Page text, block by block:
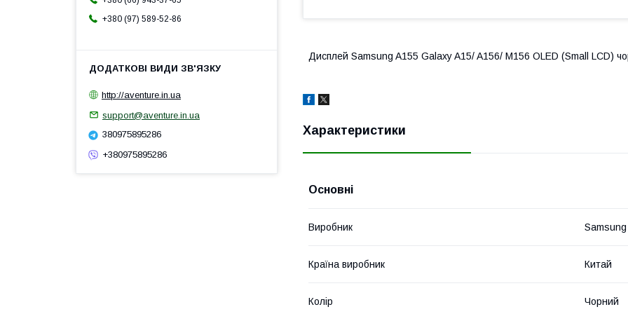
Дисплей Samsung A155 Galaxy A15/ A156/ M156 OLED (Small LCD)
Характеристики
Основні
Виробник Samsung
Країна виробник Китай
Колір Чорний
+380 (97) 589-52-86
http://aventure.in.ua
support@aventure.in.ua
380975895286
+380975895286